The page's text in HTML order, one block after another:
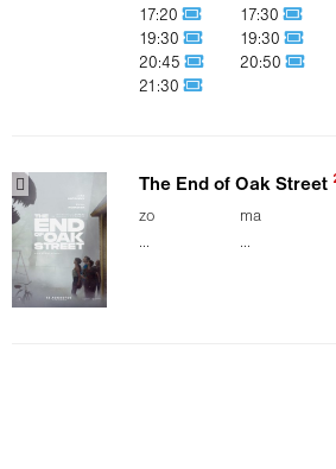
17:20
19:30
20:45
21:30
17:30
19:30
20:50
The End of Oak Street
zo
...
ma
...